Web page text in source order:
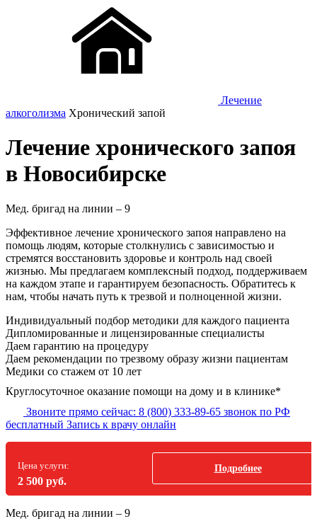
Лечение
алкоголизма Хронический запой
Лечение хронического запоя
в Новосибирске
Мед. бригад на линии – 9
Эффективное лечение хронического запоя направлено на
помощь людям, которые столкнулись с зависимостью и
стремятся восстановить здоровье и контроль над своей
жизнью. Мы предлагаем комплексный подход, поддерживаем
на каждом этапе и гарантируем безопасность. Обратитесь к
нам, чтобы начать путь к трезвой и полноценной жизни.
Индивидуальный подбор методики для каждого пациента
Дипломированные и лицензированные специалисты
Даем гарантию на процедуру
Даем рекомендации по трезвому образу жизни пациентам
Медики со стажем от 10 лет
Круглосуточное оказание помощи на дому и в клинике*
Звоните прямо сейчас: 8 (800) 333-89-65 звонок по РФ
бесплатный Запись к врачу онлайн
Цена услуги:
2 500 руб.
Подробнее
Мед. бригад на линии – 9